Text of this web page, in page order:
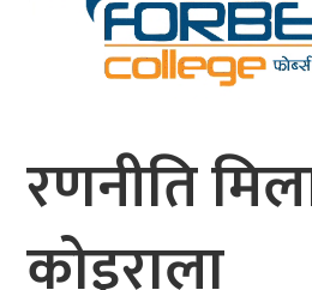
युनिकोड
रणनीति